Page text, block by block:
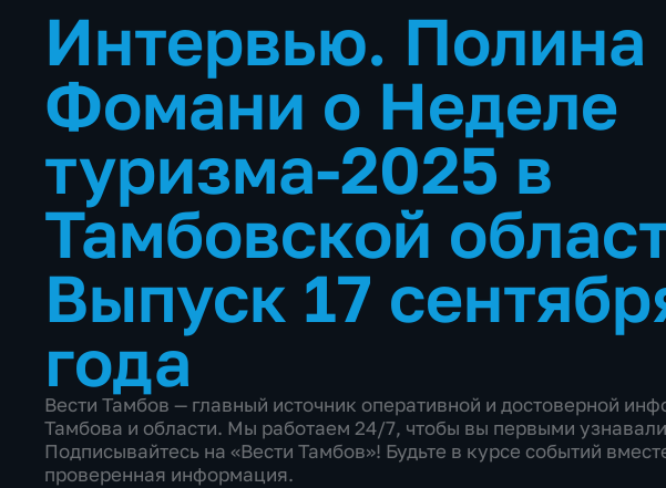
Интервью. Полина
Фомани о Неделе
туризма-2025 в
Тамбовской
Выпуск 17
года
Вести Тамбов — главный источник оперативной и достоверной
Тамбова и области. Мы работаем 24/7, чтобы вы первыми
Подписывайтесь на «Вести Тамбов»! Будьте в курсе событий
проверенная информация.